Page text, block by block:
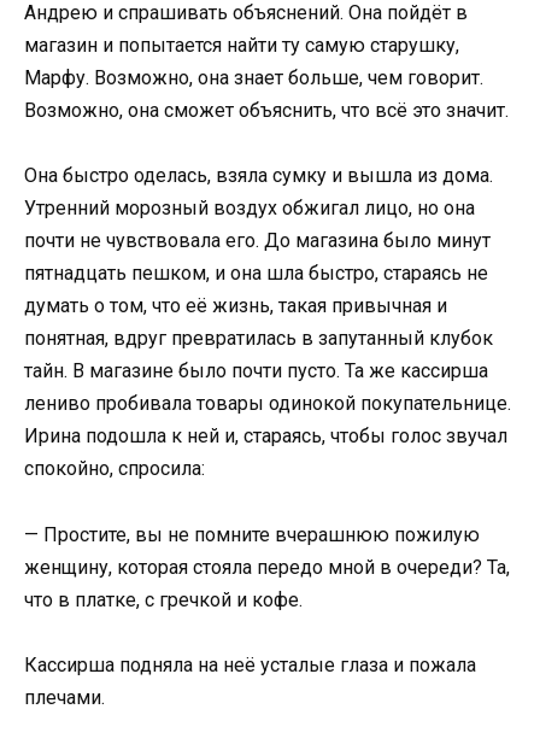
Андрею и спрашивать объяснений. Она пойдёт в
магазин и попытается найти ту самую старушку,
Марфу. Возможно, она знает больше, чем говорит.
Возможно, она сможет объяснить, что всё это значит.
Она быстро оделась, взяла сумку и вышла из дома.
Утренний морозный воздух обжигал лицо, но она
почти не чувствовала его. До магазина было минут
пятнадцать пешком, и она шла быстро, стараясь не
думать о том, что её жизнь, такая привычная и
понятная, вдруг превратилась в запутанный клубок
тайн. В магазине было почти пусто. Та же кассирша
лениво пробивала товары одинокой покупательнице.
Ирина подошла к ней и, стараясь, чтобы голос звучал
спокойно, спросила:
— Простите, вы не помните вчерашнюю пожилую
женщину, которая стояла передо мной в очереди? Та,
что в платке, с гречкой и кофе.
Кассирша подняла на неё усталые глаза и пожала
плечами.